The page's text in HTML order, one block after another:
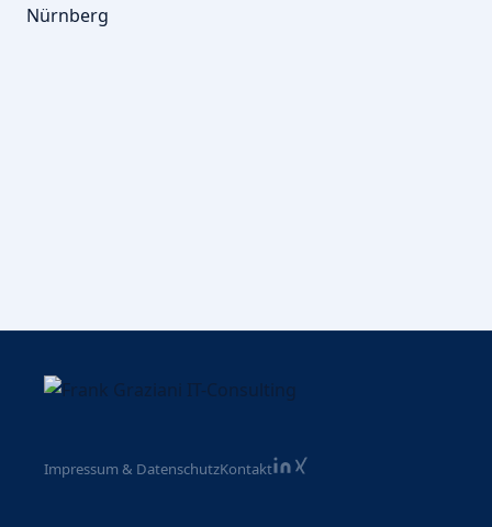
Nürnberg
Impressum & DatenschutzKontakt